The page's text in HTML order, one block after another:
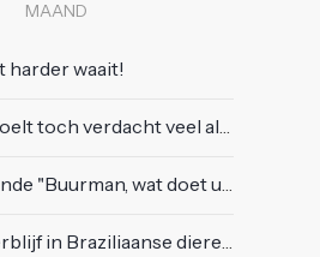
MAAND
harder waait!
veel als ander soort work-out
u nu?"-scène uit Flodder met Tatjana Šimić
dierentuin en overleeft het niet